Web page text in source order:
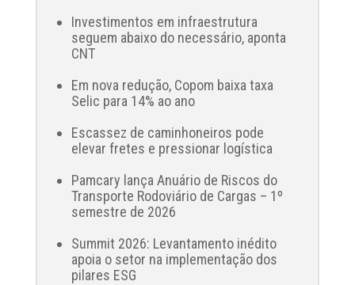
Investimentos em infraestrutura
seguem abaixo do necessário, aponta
CNT
Em nova redução, Copom baixa taxa
Selic para 14% ao ano
Escassez de caminhoneiros pode
elevar fretes e pressionar logística
Pamcary lança Anuário de Riscos do
Transporte Rodoviário de Cargas – 1º
semestre de 2026
Summit 2026: Levantamento inédito
apoia o setor na implementação dos
pilares ESG